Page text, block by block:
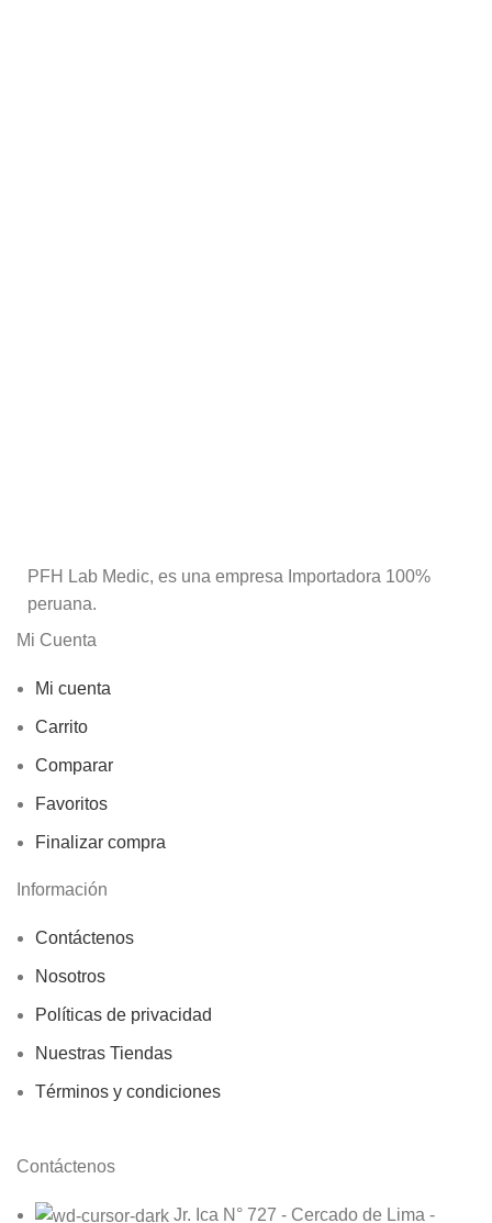
PFH Lab Medic, es una empresa Importadora 100%
peruana.
Mi Cuenta
Mi cuenta
Carrito
Comparar
Favoritos
Finalizar compra
Información
Contáctenos
Nosotros
Políticas de privacidad
Nuestras Tiendas
Términos y condiciones
Contáctenos
Jr. Ica N° 727 - Cercado de Lima -